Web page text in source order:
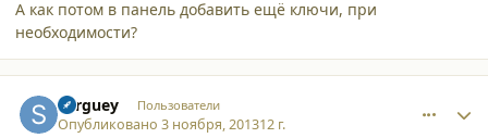
А как потом в панель добавить ещё ключи, при
необходимости?
Serguey Пользователи
Опубликовано3 ноября, 201312 г.